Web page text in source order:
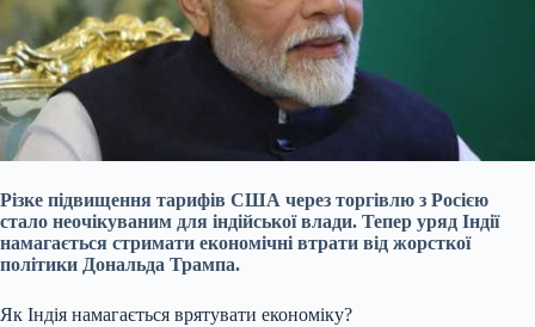
Різке підвищення тарифів США через торгівлю з Росією
стало неочікуваним для індійської влади. Тепер уряд Індії
намагається стримати економічні втрати від жорсткої
політики Дональда Трампа.
Як Індія намагається врятувати економіку?